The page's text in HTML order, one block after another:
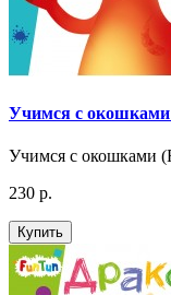
Учимся с окошками
Учимся с окошками
230 р.
Купить